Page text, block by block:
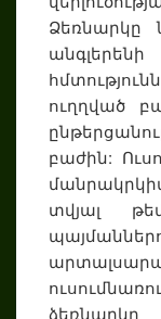
Ձեռնարկը
ուղղված
բաժին:
տվյալ